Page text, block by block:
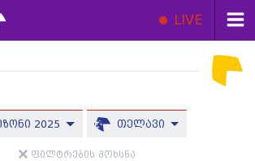
LIVE
2025 თელავი
ფილტრების მოხსნა